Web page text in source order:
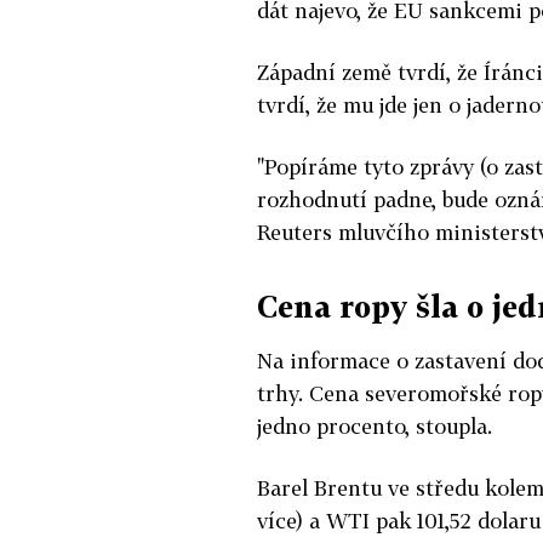
dát najevo, že EU sankcemi
Západní země tvrdí, že
tvrdí, že mu jde jen o
"Popíráme tyto zprávy (o
rozhodnutí padne, bude
Reuters mluvčího
Cena ropy šla o
Na informace o zastavení
trhy. Cena severomořské
jedno procento, stoupla.
Barel Brentu ve středu
více) a WTI pak 101,52